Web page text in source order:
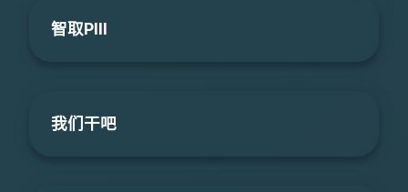
智取PIII
我们干吧